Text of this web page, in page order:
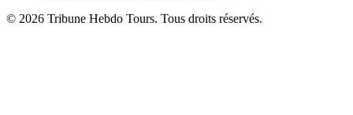
© 2026 Tribune Hebdo Tours. Tous droits réservés.